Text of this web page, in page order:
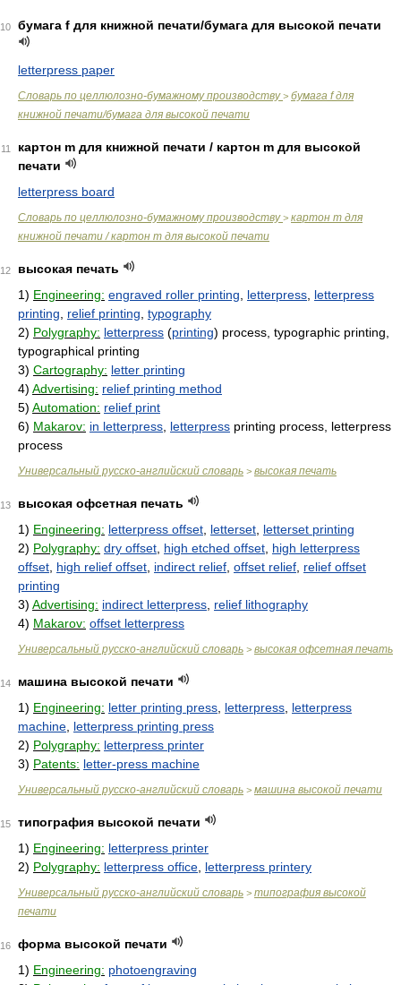
10 бумага f для книжной печати/бумага для высокой печати
letterpress paper
Словарь по целлюлозно-бумажному производству> бумага f для
книжной печати/бумага для высокой печати
11
картон m для книжной печати / картон m для высокой
печати
letterpress board
Словарь по целлюлозно-бумажному производству> картон m для
книжной печати / картон m для высокой печати
12
высокая печать
1) Engineering: engraved roller printing letterpress letterpress
printing
relief printing typography
2) Polygraphy: letterpress (printing) process, typographic printing,
typographical printing
3) Cartography: letter printing
4) Advertising: relief printing method
5) Automation: relief print
6) Makarov: in letterpress letterpress printing process, letterpress
process
Универсальный русско-английский словарь > высокая печать
13
высокая офсетная печать
1) Engineering: letterpress offset letterset letterset printing
2) Polygraphy: dry offset high etched offset high letterpress
offset high relief offset indirect relief offset relief relief offset
printing
3) Advertising: indirect letterpress relief lithography
4) Makarov: offset letterpress
Универсальный русско-английский словарь > высокая офсетная печать
14
машина высокой печати
1) Engineering: letter printing press letterpress letterpress
machine letterpress printing press
2) Polygraphy: letterpress printer
3) Patents: letter-press machine
Универсальный русско-английский словарь > машина высокой печати
15
типография высокой печати
1) Engineering: letterpress printer
2) Polygraphy: letterpress office letterpress printery
Универсальный русско-английский словарь > типография высокой
печати
16
форма высокой печати
1) Engineering: photoengraving